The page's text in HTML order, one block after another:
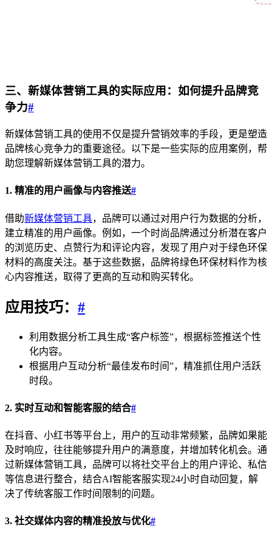
三、新媒体营销工具的实际应用：如何提升品牌竞
争力#
新媒体营销工具的使用不仅是提升营销效率的手段，更是塑造
品牌核心竞争力的重要途径。以下是一些实际的应用案例，帮
助您理解新媒体营销工具的潜力。
1. 精准的用户画像与内容推送#
借助新媒体营销工具，品牌可以通过对用户行为数据的分析，
建立精准的用户画像。例如，一个时尚品牌通过分析潜在客户
的浏览历史、点赞行为和评论内容，发现了用户对于绿色环保
材料的高度关注。基于这些数据，品牌将绿色环保材料作为核
心内容推送，取得了更高的互动和购买转化。
应用技巧： #
利用数据分析工具生成“客户标签”，根据标签推送个性
化内容。
根据用户互动分析“最佳发布时间”，精准抓住用户活跃
时段。
2. 实时互动和智能客服的结合#
在抖音、小红书等平台上，用户的互动非常频繁，品牌如果能
及时响应，往往能够提升用户的满意度，并增加转化机会。通
过新媒体营销工具，品牌可以将社交平台上的用户评论、私信
等信息进行整合，结合AI智能客服实现24小时自动回复，解
决了传统客服工作时间限制的问题。
3. 社交媒体内容的精准投放与优化#